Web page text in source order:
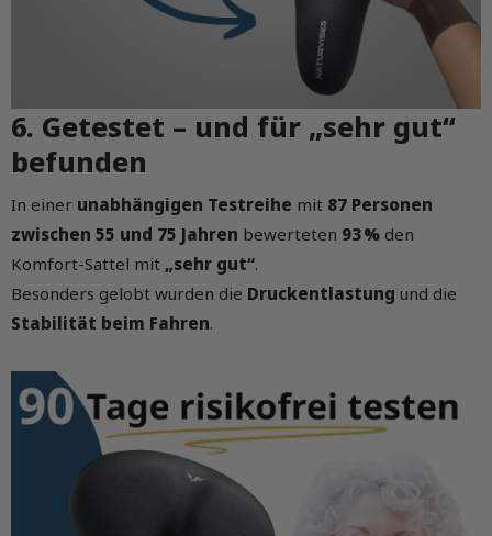
6. Getestet – und für „sehr gut“
befunden
In einer unabhängigen Testreihe mit 87 Personen
zwischen 55 und 75 Jahren bewerteten 93 % den
Komfort-Sattel mit „sehr gut“.
Besonders gelobt wurden die Druckentlastung und die
Stabilität beim Fahren.